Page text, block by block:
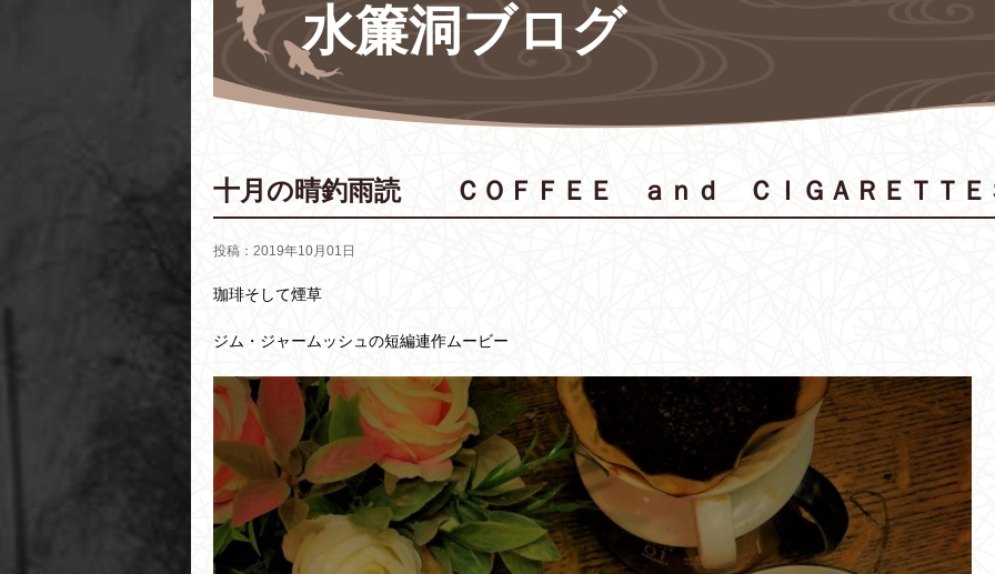
水簾洞ブログ
十月の晴釣雨読 ＣＯＦＦＥＥ ａｎｄ ＣＩＧＡＲＥＴＴＥ
投稿：2019年10月01日
珈琲そして煙草
ジム・ジャームッシュの短編連作ムービー